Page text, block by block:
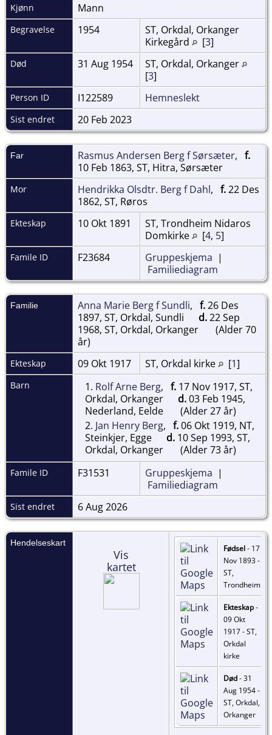
Kjønn Mann
Begravelse 1954
ST, Orkdal, Orkanger
Kirkegård
[3]
Død 31 Aug 1954
ST, Orkdal, Orkanger
[3]
Person ID I122589 Hemneslekt
Sist endret 20 Feb 2023
Far Rasmus Andersen Berg f Sørsæter, f.
10 Feb 1863, ST, Hitra, Sørsæter
Mor Hendrikka Olsdtr. Berg f Dahl, f.22 Des
1862, ST, Røros
Ekteskap 10 Okt 1891
ST, Trondheim Nidaros
Domkirke
[4, 5]
Famile ID F23684 Gruppeskjema |
Familiediagram
Familie Anna Marie Berg f Sundli, f.26 Des
1897, ST, Orkdal, Sundli
d.22 Sep
1968, ST, Orkdal, Orkanger
(Alder 70
år)
Ekteskap 09 Okt 1917 ST, Orkdal kirke [1]
Barn 1. Rolf Arne Berg, f. 17 Nov 1917, ST,
Orkdal, Orkanger
d.03 Feb 1945,
Nederland, Eelde
(Alder 27 år)
2. Jan Henry Berg, f.06 Okt 1919, NT,
Steinkjer, Egge
d. 10 Sep 1993, ST,
Orkdal, Orkanger
(Alder 73 år)
Famile ID F31531 Gruppeskjema |
Familiediagram
Sist endret 6 Aug 2026
Hendelseskart
Vis
kartet
Fødsel- 17
Nov 1893 -
ST,
Trondheim
Ekteskap-
09 Okt
1917 - ST,
Orkdal
kirke
Død- 31
Aug 1954 -
ST, Orkdal,
Orkanger